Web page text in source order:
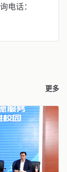
电话：
更多